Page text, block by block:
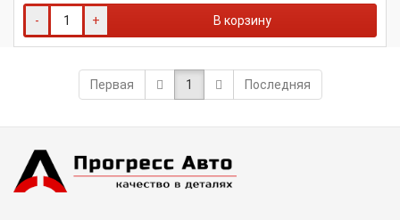
- + В корзину
Первая 1 Последняя